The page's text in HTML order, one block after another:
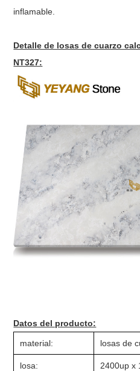
inflamable.
Detalle de losas de cuarzo
NT327:
Datos del producto:
material: losas de
losa: 2400up x